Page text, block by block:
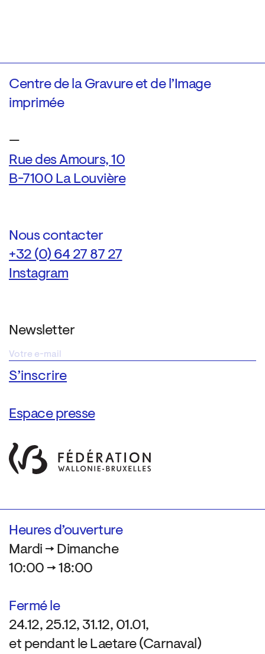
Centre de la Gravure et de l’Image
imprimée
—
Rue des Amours, 10
B-7100 La Louvière
Nous contacter
+32 (0) 64 27 87 27
Instagram
Newsletter
Espace presse
Heures d’ouverture
Mardi → Dimanche
10:00 → 18:00
Fermé le
24.12, 25.12, 31.12, 01.01,
et pendant le Laetare (Carnaval)